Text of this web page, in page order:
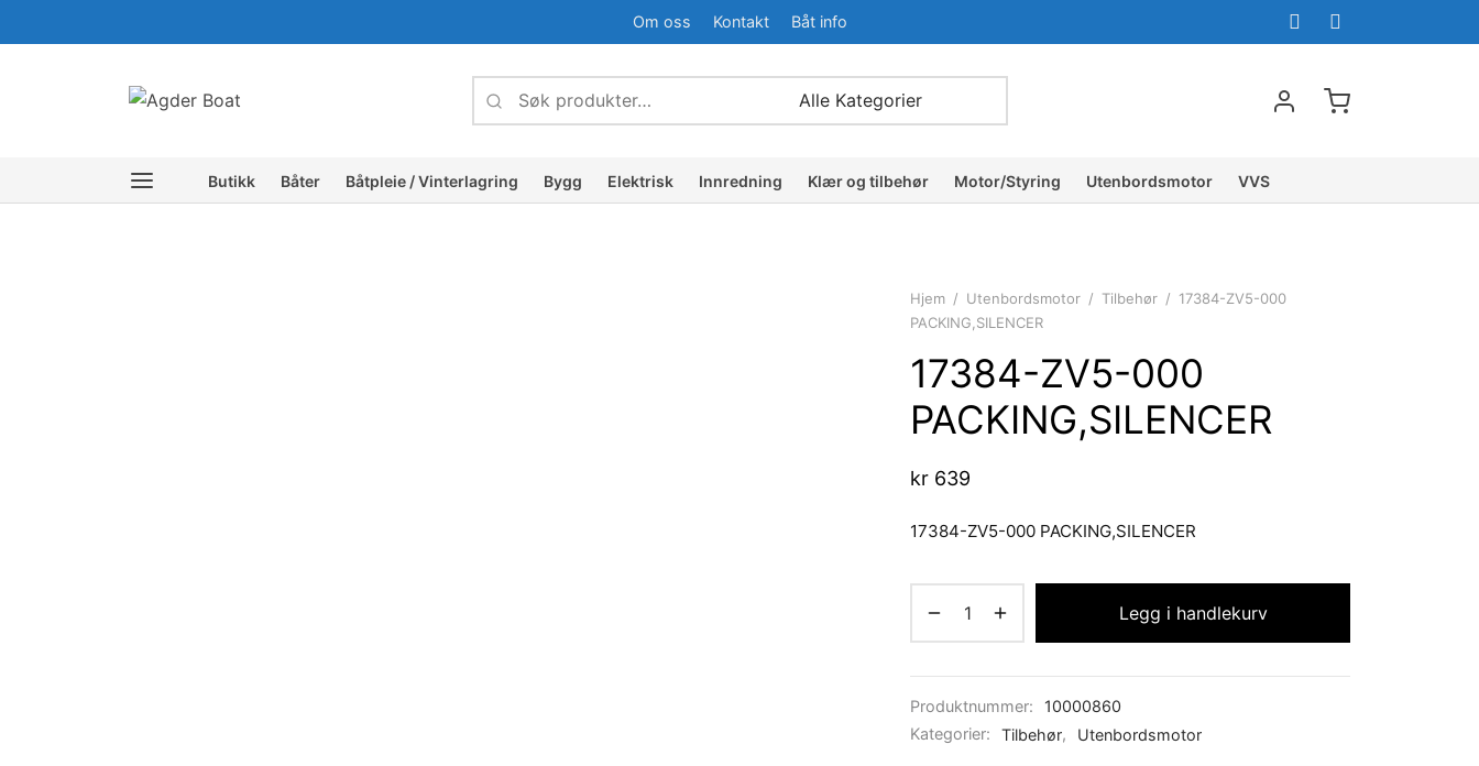
Om oss Kontakt Båt info
etter:
Narrow
category:
Butikk Båter Båtpleie / Vinterlagring Bygg Elektrisk Innredning Klær og tilbehør Motor/Styring Utenbordsmotor VVS
Hjem / Utenbordsmotor / Tilbehør / 17384-ZV5-000
PACKING,SILENCER
17384-ZV5-000
PACKING,SILENCER
kr 639
17384-ZV5-000 PACKING,SILENCER
Legg i handlekurv
Produktnummer:
10000860
Kategorier:
Tilbehør, Utenbordsmotor